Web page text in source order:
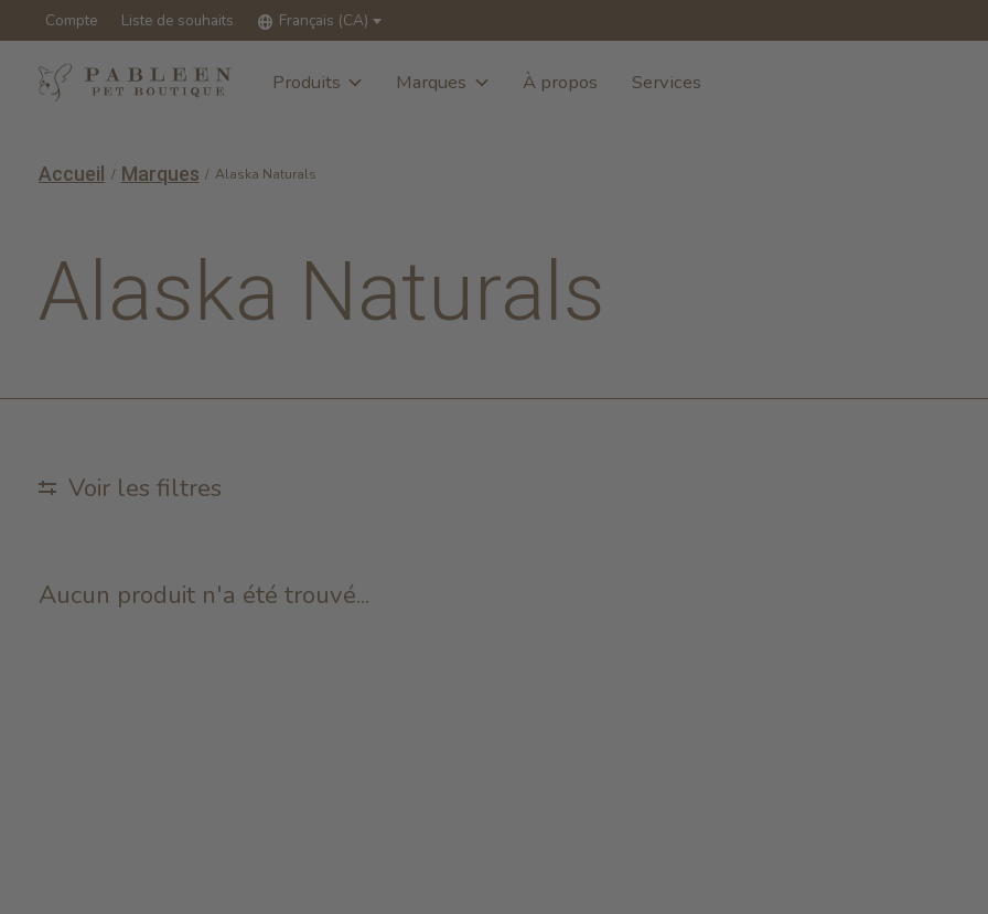
Compte Liste de souhaits Français (CA)
Produits Marques À propos Services
Accueil / Marques / Alaska Naturals
Alaska Naturals
Voir les filtres
Aucun produit n'a été trouvé...